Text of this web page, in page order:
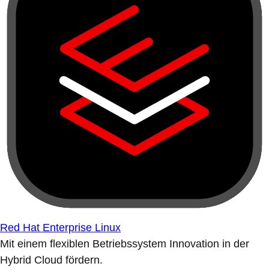
Red Hat Enterprise Linux
Mit einem flexiblen Betriebssystem Innovation in der
Hybrid Cloud fördern.